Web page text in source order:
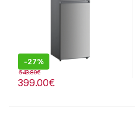
-27%
399.00€
543.80€